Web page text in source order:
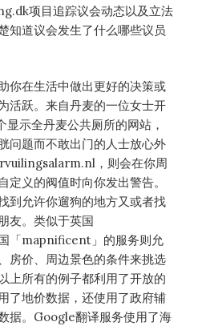
项目追踪议会动态以及立法
知道议会发生了什么哪些议员
你在生活中做出更好的决策或
活跃。来自丹麦的一位女士开
示全丹麦公共厕所的网站，
问题而不敢出门的人士放心外
，则会在你周
定义的阀值时向你发出警告。
到允许你遛狗的地方又或者找
友。类似于英国
「mapnificent」的服务则允
房价、周边景色的条件来挑选
上所有的例子都利用了开放的
了地价数据，还使用了政府辅
据。Google翻译服务使用了海